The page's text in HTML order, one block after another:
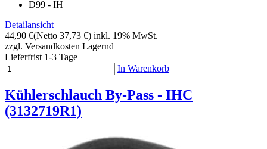
D99 - IH
Detailansicht
44,90 €(Netto 37,73 €) inkl. 19% MwSt.
zzgl. Versandkosten Lagernd
Lieferfrist 1-3 Tage
In Warenkorb
Kühlerschlauch By-Pass - IHC
(3132719R1)